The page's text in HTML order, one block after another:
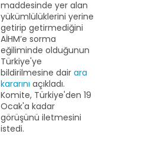
maddesinde yer alan
yükümlülüklerini yerine
getirip getirmediğini
AİHM’e sorma
eğiliminde olduğunun
Türkiye'ye
bildirilmesine dair ara
kararını açıkladı.
Komite, Türkiye'den 19
Ocak'a kadar
görüşünü iletmesini
istedi.